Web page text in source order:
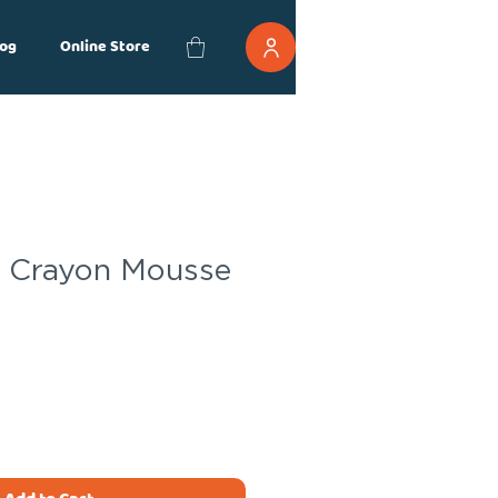
Online Store
Crayon Mousse